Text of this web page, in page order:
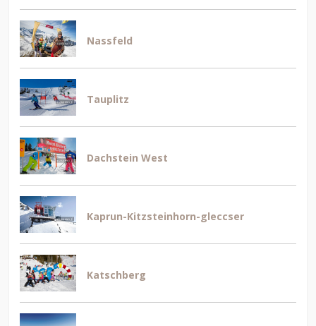
Nassfeld
Tauplitz
Dachstein West
Kaprun-Kitzsteinhorn-gleccser
Katschberg